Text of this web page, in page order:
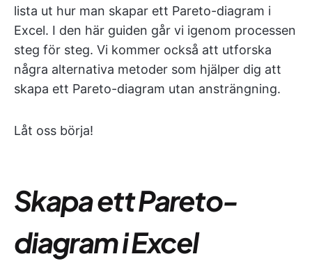
lista ut hur man skapar ett Pareto-diagram i
Excel. I den här guiden går vi igenom processen
steg för steg. Vi kommer också att utforska
några alternativa metoder som hjälper dig att
skapa ett Pareto-diagram utan ansträngning.
Låt oss börja!
Skapa ett Pareto-
diagram i Excel